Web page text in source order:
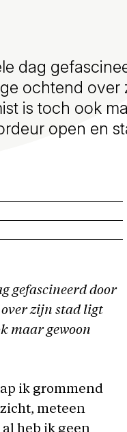
dag
ochtend over
is toch ook
open en
gefascineerd door
over zijn stad ligt
maar gewoon
ik grommend
meteen